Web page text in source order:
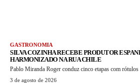
GASTRONOMIA
SILVA COZINHA RECEBE PRODUTOR
HARMONIZADO NA RUA CHILE
Pablo Miranda Roger conduz cinco etapas com
3 de agosto de 2026